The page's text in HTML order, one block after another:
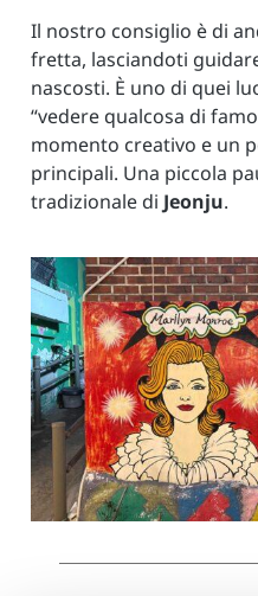
Il nostro consiglio è di
fretta, lasciandoti
nascosti. È uno di quei
“vedere qualcosa di
momento creativo e un
principali. Una piccola
tradizionale di Jeonju.